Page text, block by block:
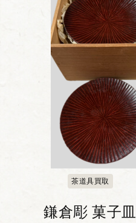
茶道具買取
鎌倉彫 菓子皿